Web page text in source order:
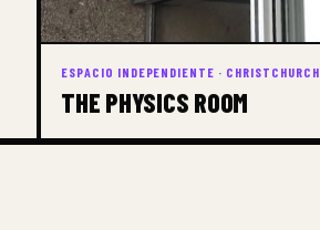
ESPACIO INDEPENDIENTE · CHRISTCHURCH
THE PHYSICS ROOM